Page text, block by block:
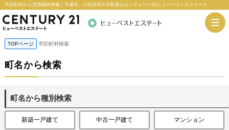
市区町村から売買物件検索｜平塚市、小田原市の不動産はセンチュリー21ヒューベストエステート
TOPページ 市区町村検索
町名から検索
町名から種別検索
新築一戸建て 中古一戸建て マンション